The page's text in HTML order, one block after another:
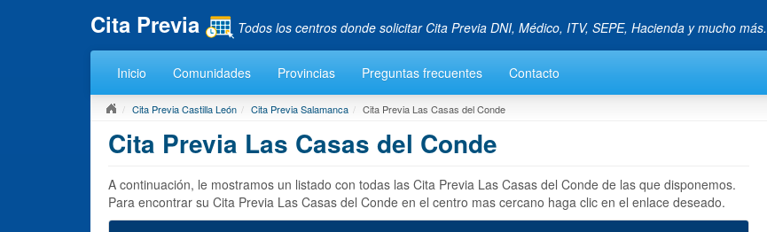
Cita Previa Todos los centros donde solicitar Cita Previa DNI, Médico, ITV, SEPE, Hacienda y mucho más.
Inicio Comunidades Provincias Preguntas frecuentes Contacto
Cita Previa Castilla León Cita Previa Salamanca Cita Previa Las Casas del Conde
Cita Previa Las Casas del Conde
A continuación, le mostramos un listado con todas las Cita Previa Las Casas del Conde de las que disponemos.
Para encontrar su Cita Previa Las Casas del Conde en el centro mas cercano haga clic en el enlace deseado.